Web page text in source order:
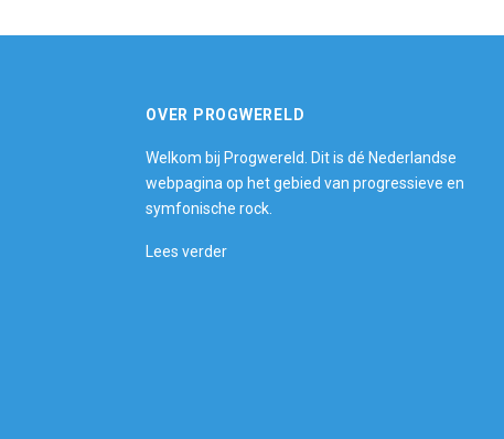
OVER PROGWERELD
Welkom bij Progwereld. Dit is dé Nederlandse
webpagina op het gebied van progressieve en
symfonische rock.
Lees verder